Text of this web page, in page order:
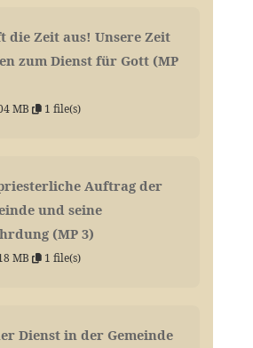
die Zeit aus! Unsere Zeit
zum Dienst für Gott (MP
MB 1 file(s)
Auftrag der
und seine
(MP 3)
MB 1 file(s)
Dienst in der Gemeinde